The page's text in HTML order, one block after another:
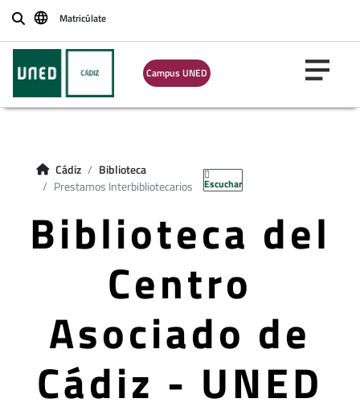
BuscarMatricúlate
Campus UNED
Cádiz
Biblioteca
Prestamos Interbibliotecarios
Escuchar
Biblioteca del
Centro
Asociado de
Cádiz - UNED